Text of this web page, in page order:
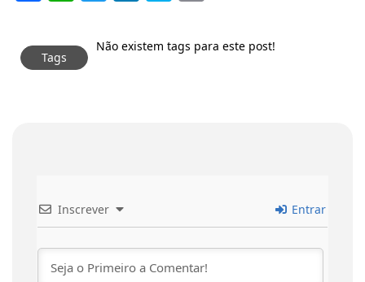
Tags
Não existem tags para este post!
Inscrever Entrar